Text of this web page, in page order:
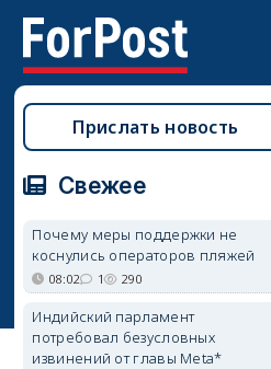
Прислать новость
Свежее
Почему меры поддержки не
коснулись операторов пляжей
08:02 1 290
Индийский парламент
потребовал безусловных
извинений от главы Meta*